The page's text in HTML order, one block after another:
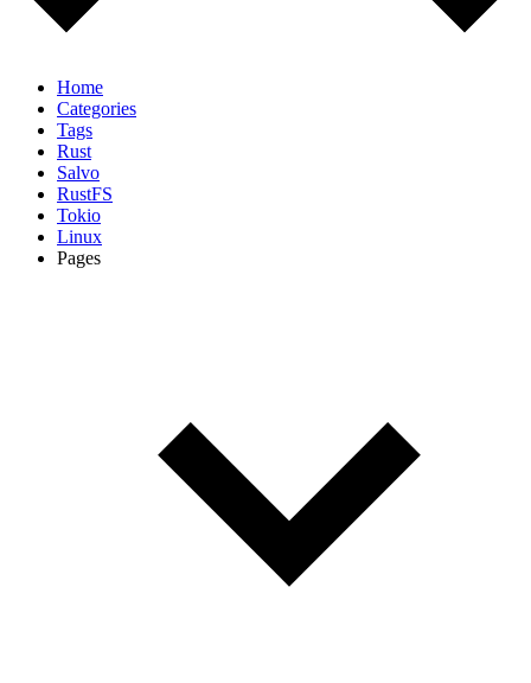
Home
Categories
Tags
Rust
Salvo
RustFS
Tokio
Linux
Pages